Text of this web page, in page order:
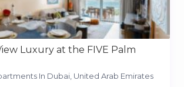
Luxury at the FIVE Palm
In Dubai, United Arab Emirates